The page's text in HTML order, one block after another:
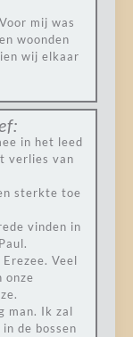
mij was
woonden
wij elkaar
in het leed
verlies van
sterkte toe
vinden in
Veel
onze
man. Ik zal
de bossen